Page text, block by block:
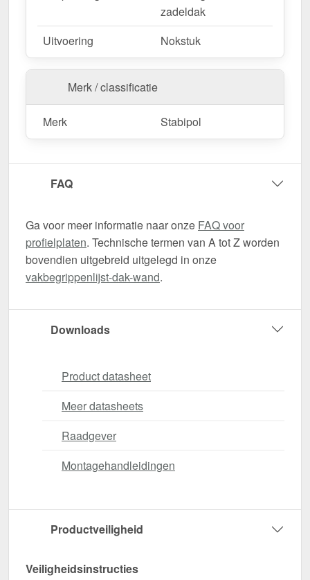
zadeldak
Uitvoering
Nokstuk
Merk / classificatie
Merk Stabipol
FAQ
Ga voor meer informatie naar onze FAQ voor
profielplaten. Technische termen van A tot Z worden
bovendien uitgebreid uitgelegd in onze
vakbegrippenlijst-dak-wand.
Downloads
Product datasheet
Meer datasheets
Raadgever
Montagehandleidingen
Productveiligheid
Veiligheidsinstructies